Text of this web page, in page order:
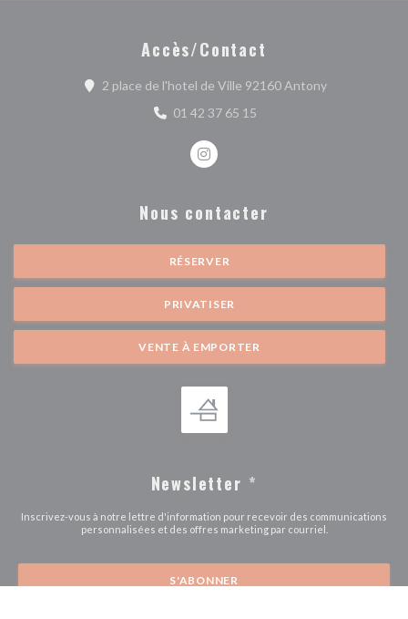
Accès/Contact
2 place de l'hotel de Ville 92160 Antony((ouvre une
01 42 37 65 15
Instagram ((ouvre une nouvelle
Nous contacter
RÉSERVER
PRIVATISER
VENTE À EMPORTER
Newsletter *
Inscrivez-vous à notre lettre d'information pour recevoir des communications
personnalisées et des offres marketing par courriel.
S'ABONNER